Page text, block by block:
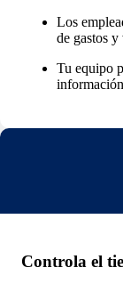
Los
de gastos
Tu equipo
Controla el